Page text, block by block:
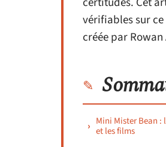
vérifiables sur
créée par
Mini Mister Bean :
et les films